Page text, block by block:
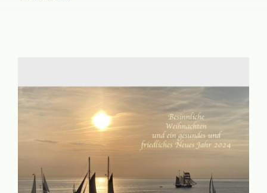
Weihnachtsbrief an
Mitglieder und Freunde